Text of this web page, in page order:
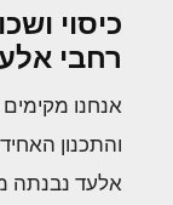
כיסוי
רחבי
אנחנו
והתכנון
אלעד נבנתה